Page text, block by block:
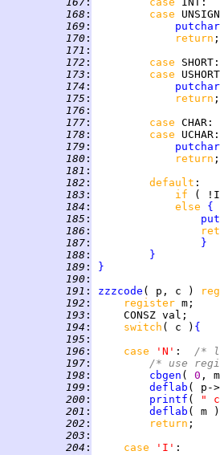
168 : case
169 :
putchar
170 :
return
171 :
172 : case SHORT
173 : case USHORT
174 :
putchar
175 :
return
176 :
177 : case CHAR
178 : case UCHAR
179 :
putchar
180 :
return
181 :
182 : default
183 : if
(
184 : else {
185 :
186 :
187 :
}
188 :
}
189 :
}
190 :
191 : zzzcode ( p, c )
192 : register
193 :
194 : switch ( c ) {
195 :
196 : case 'N' :
/*
197 :
/* use
198 : cbgen ( 0 ,
199 :
deflab
200 : printf (
201 :
deflab
202 : return
203 :
204 : case 'I'